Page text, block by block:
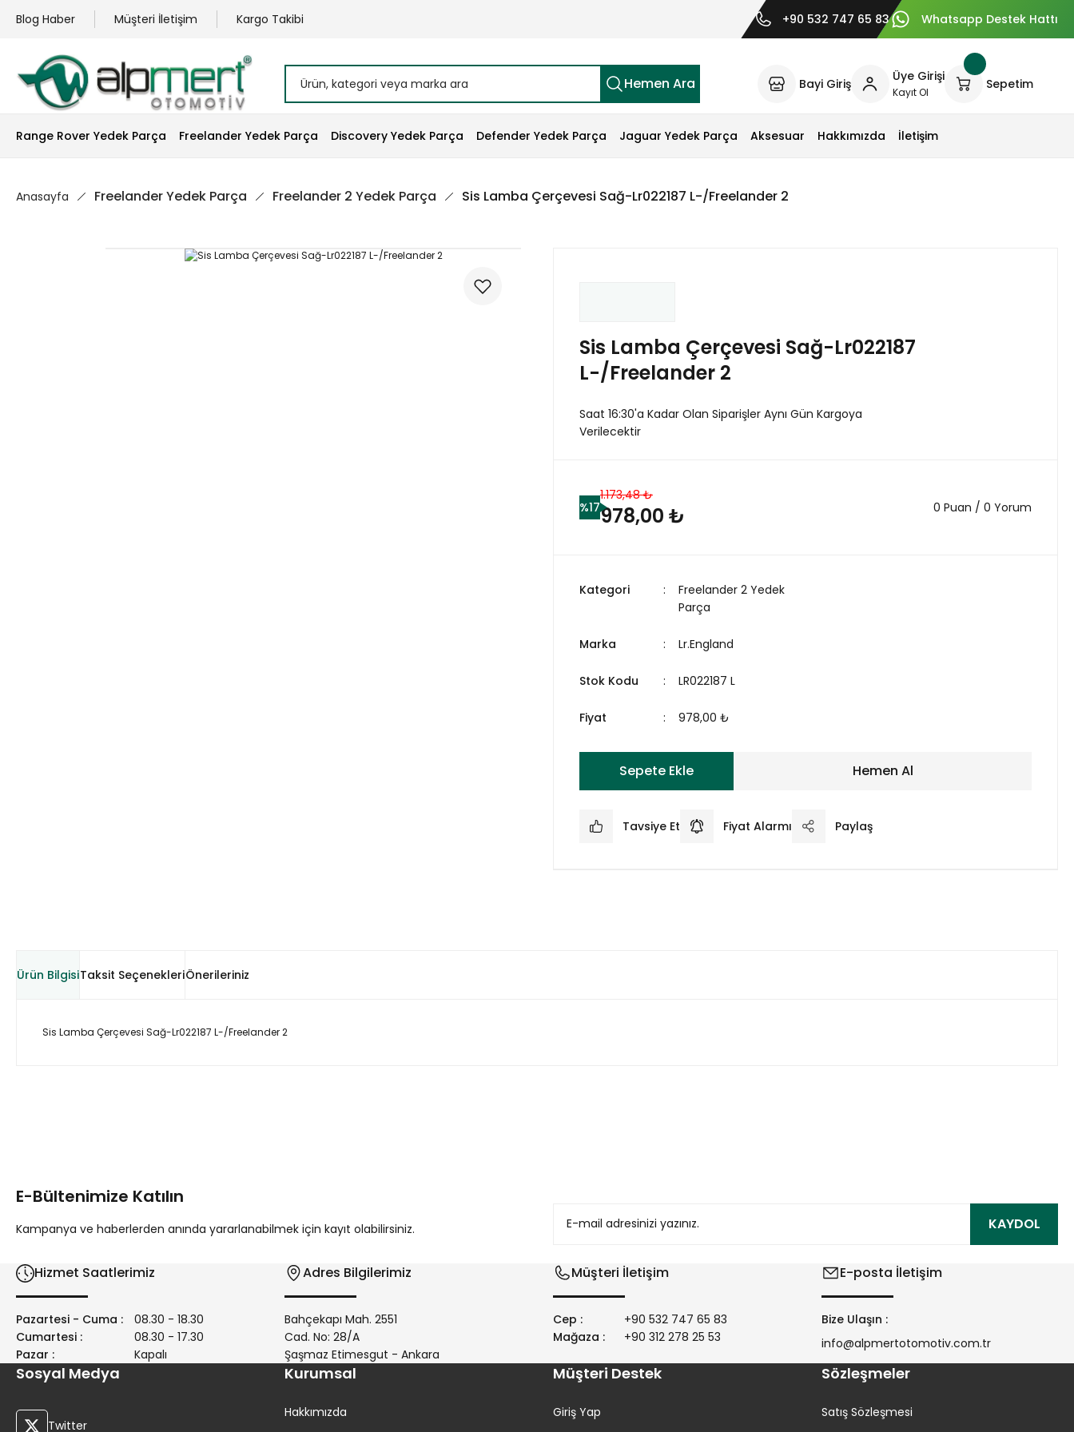
Blog Haber Müşteri İletişim Kargo Takibi +90 532 747 65 83 Whatsapp Destek Hattı
Hemen Ara Bayi Giriş Üye Girişi
Kayıt Ol
Sepetim
Range Rover Yedek Parça Freelander Yedek Parça Discovery Yedek Parça Defender Yedek Parça Jaguar Yedek Parça Aksesuar Hakkımızda İletişim
Anasayfa Freelander Yedek Parça Freelander 2 Yedek Parça Sis Lamba Çerçevesi Sağ-Lr022187 L-/Freelander 2
Sis Lamba Çerçevesi Sağ-Lr022187
L-/Freelander 2
Saat 16:30'a Kadar Olan Siparişler Aynı Gün Kargoya
Verilecektir
%17
1.173,48 ₺
978,00 ₺ 0 Puan / 0 Yorum
Kategori
Freelander 2 Yedek
Parça
Marka Lr.England
Stok Kodu LR022187 L
Fiyat 978,00 ₺
Sepete Ekle Hemen Al
Tavsiye Et Fiyat Alarmı Paylaş
Ürün BilgisiTaksit SeçenekleriÖnerileriniz
Sis Lamba Çerçevesi Sağ-Lr022187 L-/Freelander 2
Ürün bilgilerinde hatalar bulunuyor.
E-Bültenimize Katılın
Kampanya ve haberlerden anında yararlanabilmek için kayıt olabilirsiniz. KAYDOL
Hizmet Saatlerimiz
Pazartesi - Cuma :
08.30 - 18.30
Cumartesi :
08.30 - 17.30
Pazar :
Kapalı
Adres Bilgilerimiz
Bahçekapı Mah. 2551
Cad. No: 28/A
Şaşmaz Etimesgut - Ankara
Müşteri İletişim
Cep :
+90 532 747 65 83
Mağaza :
+90 312 278 25 53
E-posta İletişim
Bize Ulaşın :
info@alpmertotomotiv.com.tr
Sosyal Medya
Twitter
Kurumsal
Hakkımızda
Müşteri Destek
Giriş Yap
Sözleşmeler
Satış Sözleşmesi